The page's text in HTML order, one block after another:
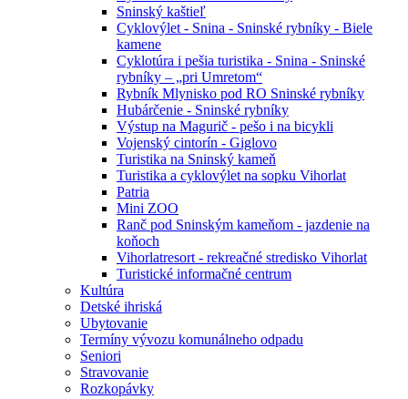
Sninský kaštieľ
Cyklovýlet - Snina - Sninské rybníky - Biele
kamene
Cyklotúra i pešia turistika - Snina - Sninské
rybníky – „pri Umretom“
Rybník Mlynisko pod RO Sninské rybníky
Hubárčenie - Sninské rybníky
Výstup na Magurič - pešo i na bicykli
Vojenský cintorín - Giglovo
Turistika na Sninský kameň
Turistika a cyklovýlet na sopku Vihorlat
Patria
Mini ZOO
Ranč pod Sninským kameňom - jazdenie na
koňoch
Vihorlatresort - rekreačné stredisko Vihorlat
Turistické informačné centrum
Kultúra
Detské ihriská
Ubytovanie
Termíny vývozu komunálneho odpadu
Seniori
Stravovanie
Rozkopávky